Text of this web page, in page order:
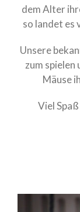
dem Alter
so landet es
Unsere
zum spielen
Mäuse
Viel